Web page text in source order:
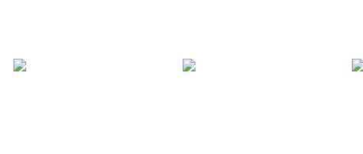
FOTOS OU VÍDEOS, DESDE DE JÁ
devem ser retirados em até 5 dias úteis sob pena de,